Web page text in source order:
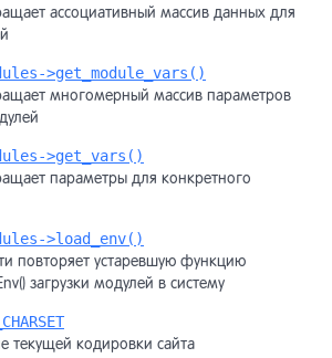
ассоциативный массив данных для
>get_module_vars()
многомерный массив параметров
>get_vars()
параметры для конкретного
>load_env()
повторяет устаревшую функцию
загрузки модулей в систему
текущей кодировки сайта